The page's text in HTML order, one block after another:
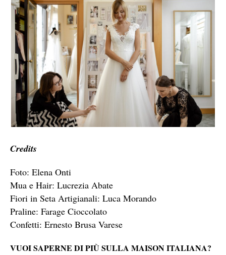
Credits
Foto: Elena Onti
Mua e Hair: Lucrezia Abate
Fiori in Seta Artigianali: Luca Morando
Praline: Farage Cioccolato
Confetti: Ernesto Brusa Varese
VUOI SAPERNE DI PIÙ SULLA MAISON ITALIANA?